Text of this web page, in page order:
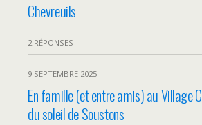
Chevreuils
2 RÉPONSES
9 SEPTEMBRE 2025
En famille (et entre amis) au Village
du soleil de Soustons